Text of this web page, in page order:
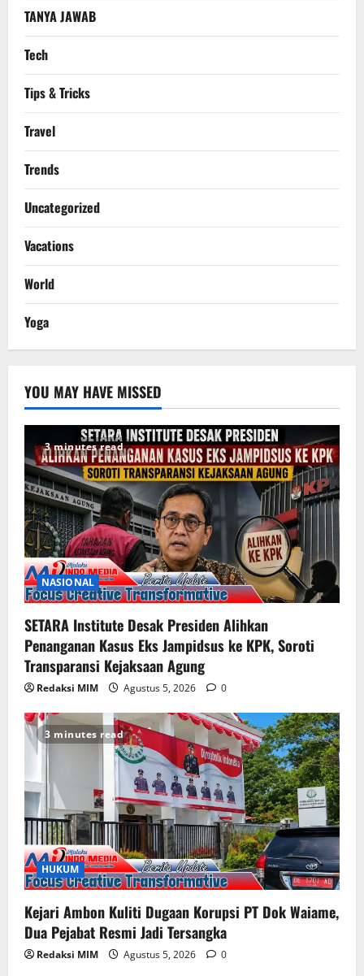
TANYA JAWAB
Tech
Tips & Tricks
Travel
Trends
Uncategorized
Vacations
World
Yoga
YOU MAY HAVE MISSED
3 minutes read
NASIONAL
SETARA Institute Desak Presiden Alihkan
Penanganan Kasus Eks Jampidsus ke KPK, Soroti
Transparansi Kejaksaan Agung
Redaksi MIM Agustus 5, 2026 0
3 minutes read
HUKUM
Kejari Ambon Kuliti Dugaan Korupsi PT Dok Waiame,
Dua Pejabat Resmi Jadi Tersangka
Redaksi MIM Agustus 5, 2026 0